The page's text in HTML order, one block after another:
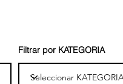
Filtrar por KATEGORIA